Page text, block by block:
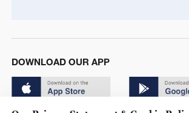
DOWNLOAD OUR APP